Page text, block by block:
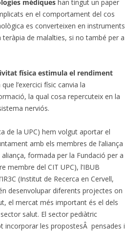
mèdiques han tingut un paper
en el comportament del cos
es converteixen en instruments
de malalties, si no també per a
física estimula el rendiment
l’exercici físic canvia la
la qual cosa repercuteix en la
nerviós.
de la UPC) hem volgut aportar el
amb els membres de l’aliança
formada per la Fundació per a
membre del CIT UPC), l’IBUB
(Institut de Recerca en Cervell,
desenvolupar diferents projectes on
el mercat més important és el dels
salut. El sector pediàtric
incorporar les propostesÂ pensades i